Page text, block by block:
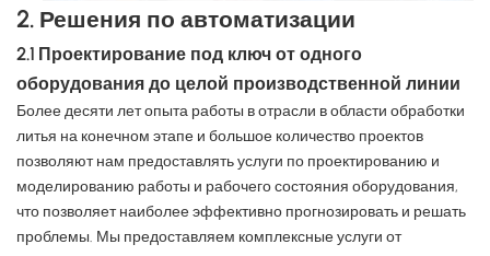
2. Решения по автоматизации
2.1 Проектирование под ключ от одного
оборудования до целой производственной линии
Более десяти лет опыта работы в отрасли в области обработки
литья на конечном этапе и большое количество проектов
позволяют нам предоставлять услуги по проектированию и
моделированию работы и рабочего состояния оборудования,
что позволяет наиболее эффективно прогнозировать и решать
проблемы. Мы предоставляем комплексные услуги от